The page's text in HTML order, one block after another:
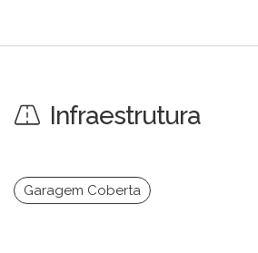
Infraestrutura
Garagem Coberta